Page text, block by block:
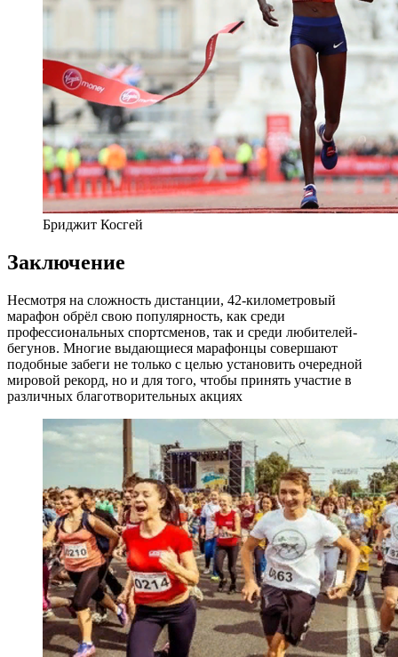
Бриджит Косгей
Заключение
Несмотря на сложность дистанции, 42-километровый
марафон обрёл свою популярность, как среди
профессиональных спортсменов, так и среди любителей-
бегунов. Многие выдающиеся марафонцы совершают
подобные забеги не только с целью установить очередной
мировой рекорд, но и для того, чтобы принять участие в
различных благотворительных акциях